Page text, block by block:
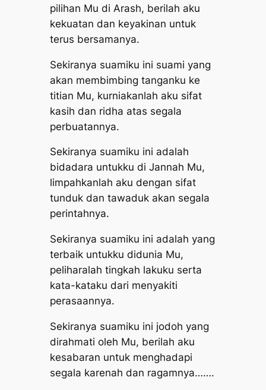
pilihan Mu di Arash, berilah aku
kekuatan dan keyakinan untuk
terus bersamanya.
Sekiranya suamiku ini suami yang
akan membimbing tanganku ke
titian Mu, kurniakanlah aku sifat
kasih dan ridha atas segala
perbuatannya.
Sekiranya suamiku ini adalah
bidadara untukku di Jannah Mu,
limpahkanlah aku dengan sifat
tunduk dan tawaduk akan segala
perintahnya.
Sekiranya suamiku ini adalah yang
terbaik untukku didunia Mu,
peliharalah tingkah lakuku serta
kata-kataku dari menyakiti
perasaannya.
Sekiranya suamiku ini jodoh yang
dirahmati oleh Mu, berilah aku
kesabaran untuk menghadapi
segala karenah dan ragamnya…….